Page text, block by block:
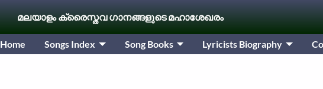
മലയാളം ക്രൈസ്തവ ഗാനങ്ങളുടെ മഹാശേഖരം
Home Songs Index Song Books Lyricists Biography